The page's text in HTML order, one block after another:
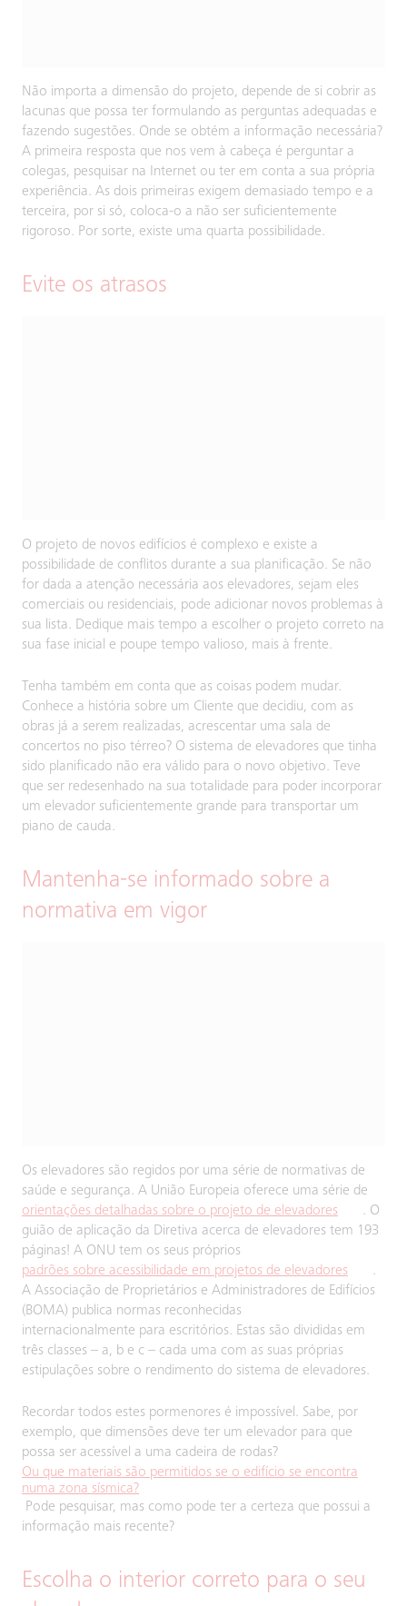
Não importa a dimensão do projeto, depende de si cobrir as
lacunas que possa ter formulando as perguntas adequadas e
fazendo sugestões. Onde se obtém a informação necessária?
A primeira resposta que nos vem à cabeça é perguntar a
colegas, pesquisar na Internet ou ter em conta a sua própria
experiência. As dois primeiras exigem demasiado tempo e a
terceira, por si só, coloca-o a não ser suficientemente
rigoroso. Por sorte, existe uma quarta possibilidade.
Evite os atrasos
O projeto de novos edifícios é complexo e existe a
possibilidade de conflitos durante a sua planificação. Se não
for dada a atenção necessária aos elevadores, sejam eles
comerciais ou residenciais, pode adicionar novos problemas à
sua lista. Dedique mais tempo a escolher o projeto correto na
sua fase inicial e poupe tempo valioso, mais à frente.
Tenha também em conta que as coisas podem mudar.
Conhece a história sobre um Cliente que decidiu, com as
obras já a serem realizadas, acrescentar uma sala de
concertos no piso térreo? O sistema de elevadores que tinha
sido planificado não era válido para o novo objetivo. Teve
que ser redesenhado na sua totalidade para poder incorporar
um elevador suficientemente grande para transportar um
piano de cauda.
Mantenha-se informado sobre a
normativa em vigor
Os elevadores são regidos por uma série de normativas de
saúde e segurança. A União Europeia oferece uma série de
orientações detalhadas sobre o projeto de elevadores
. O
guião de aplicação da Diretiva acerca de elevadores tem 193
páginas! A ONU tem os seus próprios
padrões sobre acessibilidade em projetos de elevadores
.
A Associação de Proprietários e Administradores de Edifícios
(BOMA) publica normas reconhecidas
internacionalmente para escritórios. Estas são divididas em
três classes – a, b e c – cada uma com as suas próprias
estipulações sobre o rendimento do sistema de elevadores.
Recordar todos estes pormenores é impossível. Sabe, por
exemplo, que dimensões deve ter um elevador para que
possa ser acessível a uma cadeira de rodas?
Ou que materiais são permitidos se o edifício se encontra
numa zona sísmica?
Pode pesquisar, mas como pode ter a certeza que possui a
informação mais recente?
Escolha o interior correto para o seu